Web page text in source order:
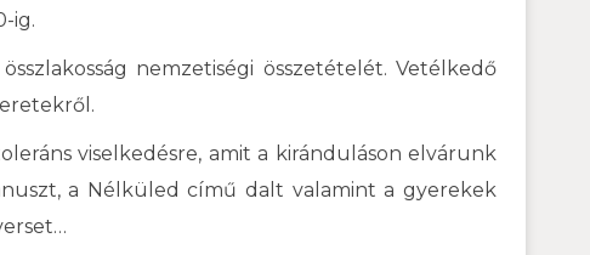
ig.
nemzetiségi összetételét. Vetélkedő
viselkedésre, amit a kiránduláson elvárunk
a Nélküled című dalt valamint a gyerekek